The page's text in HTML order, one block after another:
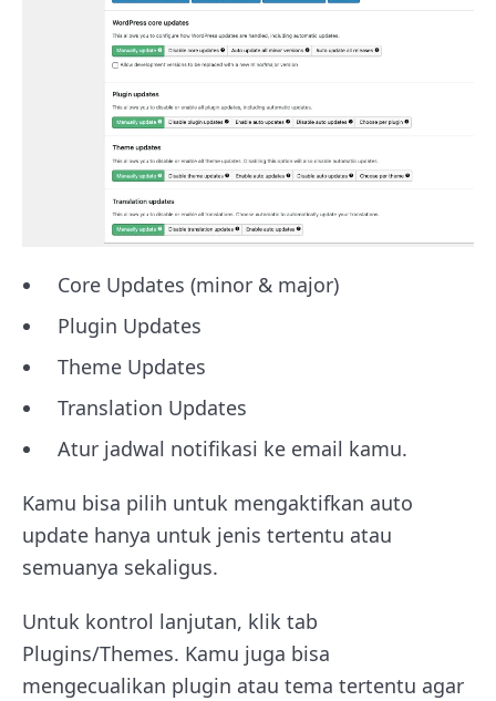
Core Updates (minor & major)
Plugin Updates
Theme Updates
Translation Updates
Atur jadwal notifikasi ke email kamu.
Kamu bisa pilih untuk mengaktifkan auto
update hanya untuk jenis tertentu atau
semuanya sekaligus.
Untuk kontrol lanjutan, klik tab
Plugins/Themes. Kamu juga bisa
mengecualikan plugin atau tema tertentu agar